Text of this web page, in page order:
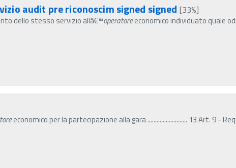
audit pre riconoscim signed signed [33%]
dello stesso servizio allâ€™operatoreeconomico individuato quale
economico per la partecipazione alla gara .......................... 13 Art. 9 -